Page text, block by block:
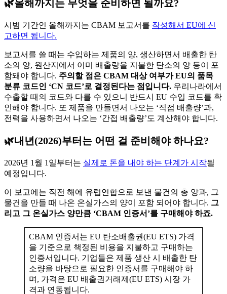
🌿올해까지는 무엇을 준비하면 될까요?
시범 기간인 올해까지는 CBAM 보고서를 작성해서 EU에 신
고하면 됩니다.
보고서를 쓸 때는 수입하는 제품의 양, 생산하면서 배출한 탄
소의 양, 원산지에서 이미 배출량을 지불한 탄소의 양 등이 포
함돼야 합니다. 주의할 점은 CBAM 대상 여부가 EU의 품목
분류 코드인 ‘CN 코드’로 결정된다는 점입니다. 우리나라에서
수출할 때의 코드와 다를 수 있으니 반드시 EU 수입 코드를 확
인해야 합니다. 또 제품을 만들면서 나오는 ‘직접 배출량’과,
전력을 사용하면서 나오는 ‘간접 배출량’도 계산해야 합니다.
🌿내년(2026)부터는 어떤 걸 준비해야 하나요?
2026년 1월 1일부터는 실제로 돈을 내야 하는 단계가 시작될
예정입니다.
이 보고에는 직전 해에 유럽연합으로 보낸 물건의 총 양과, 그
물건을 만들 때 나온 온실가스의 양이 포함 되어야 합니다. 그
리고 그 온실가스 양만큼 ‘CBAM 인증서’를 구매해야 하죠.
CBAM 인증서는 EU 탄소배출권(EU ETS) 가격
을 기준으로 책정된 비용을 지불하고 구매하는
인증서입니다. 기업들은 제품 생산 시 배출한 탄
소량을 바탕으로 필요한 인증서를 구매해야 하
며, 가격은 EU 배출권거래제(EU ETS) 시장 가
격과 연동됩니다.